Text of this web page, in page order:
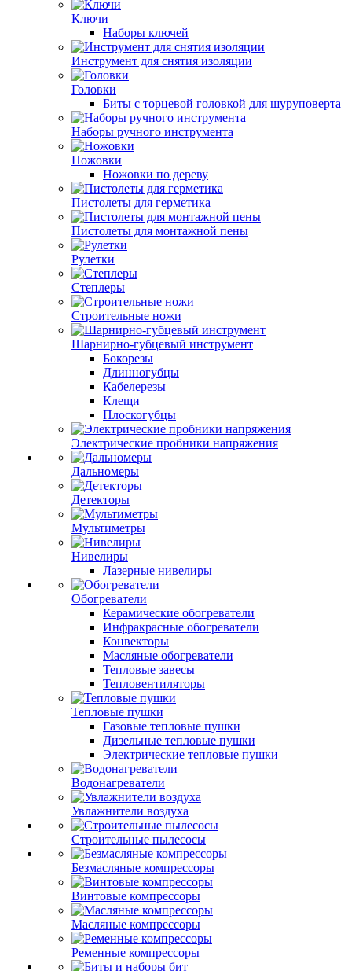
Ключи
Наборы ключей
Инструмент для снятия изоляции
Головки
Биты с торцевой головкой для шуруповерта
Наборы ручного инструмента
Ножовки
Ножовки по дереву
Пистолеты для герметика
Пистолеты для монтажной пены
Рулетки
Степлеры
Строительные ножи
Шарнирно-губцевый инструмент
Бокорезы
Длинногубцы
Кабелерезы
Клещи
Плоскогубцы
Электрические пробники напряжения
Дальномеры
Детекторы
Мультиметры
Нивелиры
Лазерные нивелиры
Обогреватели
Керамические обогреватели
Инфракрасные обогреватели
Конвекторы
Масляные обогреватели
Тепловые завесы
Тепловентиляторы
Тепловые пушки
Газовые тепловые пушки
Дизельные тепловые пушки
Электрические тепловые пушки
Водонагреватели
Увлажнители воздуха
Строительные пылесосы
Безмасляные компрессоры
Винтовые компрессоры
Масляные компрессоры
Ременные компрессоры